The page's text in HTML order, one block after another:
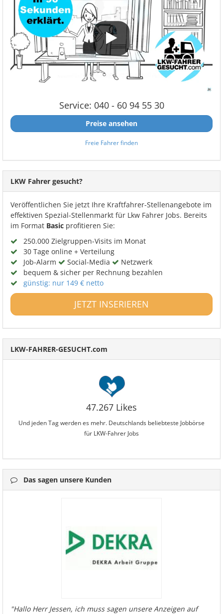
Service: 040 - 60 94 55 30
Preise ansehen
Freie Fahrer finden
LKW Fahrer gesucht?
Veröffentlichen Sie jetzt Ihre Kraftfahrer-Stellenangebote im
effektiven Spezial-Stellenmarkt für Lkw Fahrer Jobs. Bereits
im Format Basic profitieren Sie:
250.000 Zielgruppen-Visits im Monat
30 Tage online + Verteilung
Job-Alarm
Social-Media
Netzwerk
bequem & sicher per Rechnung bezahlen
günstig: nur 149 € netto
JETZT INSERIEREN
LKW-FAHRER-GESUCHT.com
47.267 Likes
Und jeden Tag werden es mehr. Deutschlands beliebteste Jobbörse
für LKW-Fahrer Jobs
Das sagen unsere Kunden
"Hallo Herr Jessen, ich muss sagen unsere Anzeigen auf